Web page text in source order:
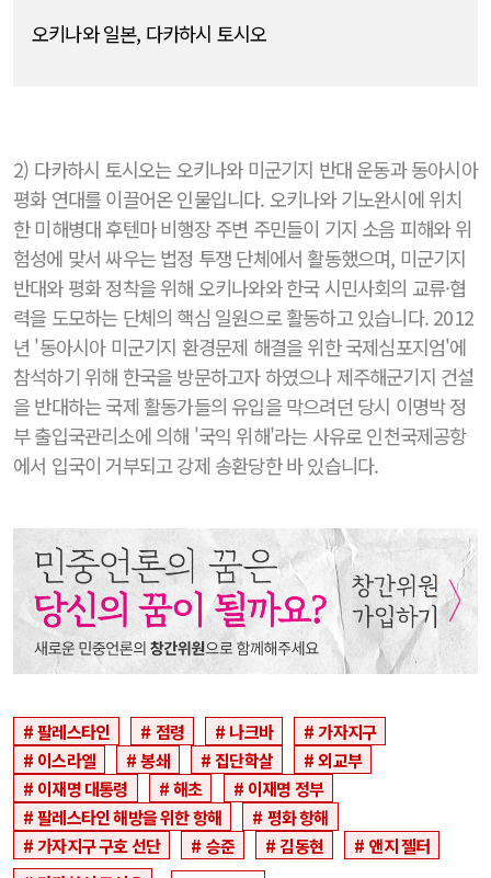
오키나와 일본, 다카하시 토시오
2) 다카하시 토시오는 오키나와 미군기지 반대 운동과 동아시아
평화 연대를 이끌어온 인물입니다. 오키나와 기노완시에 위치
한 미해병대 후텐마 비행장 주변 주민들이 기지 소음 피해와 위
험성에 맞서 싸우는 법정 투쟁 단체에서 활동했으며, 미군기지
반대와 평화 정착을 위해 오키나와와 한국 시민사회의 교류·협
력을 도모하는 단체의 핵심 일원으로 활동하고 있습니다. 2012
년 '동아시아 미군기지 환경문제 해결을 위한 국제심포지엄'에
참석하기 위해 한국을 방문하고자 하였으나 제주해군기지 건설
을 반대하는 국제 활동가들의 유입을 막으려던 당시 이명박 정
부 출입국관리소에 의해 '국익 위해'라는 사유로 인천국제공항
에서 입국이 거부되고 강제 송환당한 바 있습니다.
팔레스타인 점령 나크바
가자지구
이스라엘
봉쇄 집단학살
외교부
이재명 대통령
해초
이재명 정부
팔레스타인 해방을 위한 항해
평화 항해
가자지구 구호 선단
승준 김동현
앤지 젤터